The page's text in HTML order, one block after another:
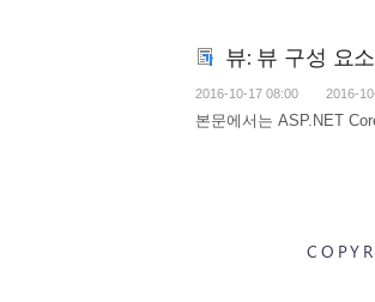
뷰: 뷰 구성 요소
2016-10-17 08:00 2016-
본문에서는 ASP.NET